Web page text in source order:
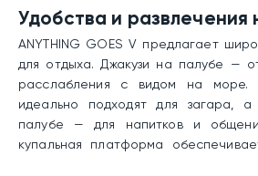
Удобства и развлечения
ANYTHING GOES V предлагает
для отдыха. Джакузи на палубе —
расслабления с видом на море.
идеально подходят для загара,
палубе — для напитков и
купальная платформа